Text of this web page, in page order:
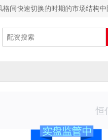
间快速切换的时期的市场结构
恒